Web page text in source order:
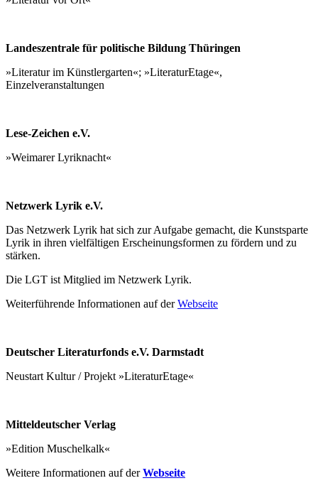
Landeszentrale für politische Bildung Thüringen
»Literatur im Künstlergarten«; »LiteraturEtage«,
Einzelveranstaltungen
Lese-Zeichen e.V.
»Weimarer Lyriknacht«
Netzwerk Lyrik e.V.
Das Netzwerk Lyrik hat sich zur Aufgabe gemacht, die Kunstsparte
Lyrik in ihren vielfältigen Erscheinungsformen zu fördern und zu
stärken.
Die LGT ist Mitglied im Netzwerk Lyrik.
Weiterführende Informationen auf derWebseite
Deutscher Literaturfonds e.V. Darmstadt
Neustart Kultur / Projekt »LiteraturEtage«
Mitteldeutscher Verlag
»Edition Muschelkalk«
Weitere Informationen auf derWebseite